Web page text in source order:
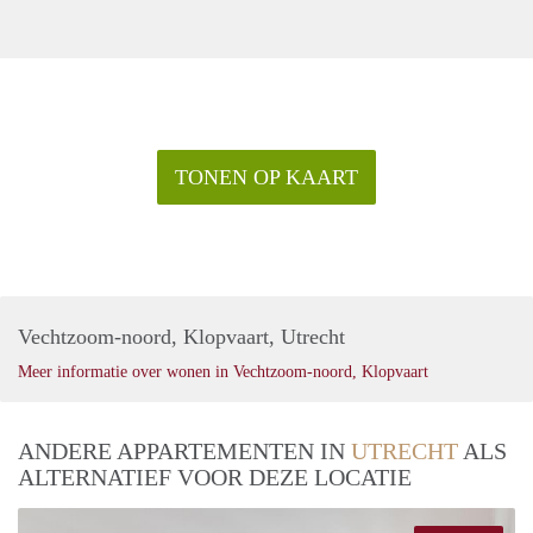
TONEN OP KAART
Vechtzoom-noord, Klopvaart, Utrecht
Meer informatie over wonen in Vechtzoom-noord, Klopvaart
ANDERE APPARTEMENTEN IN UTRECHT ALS
ALTERNATIEF VOOR DEZE LOCATIE